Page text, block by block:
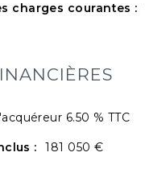
charges courantes :
6.50 % TTC
: 181 050 €